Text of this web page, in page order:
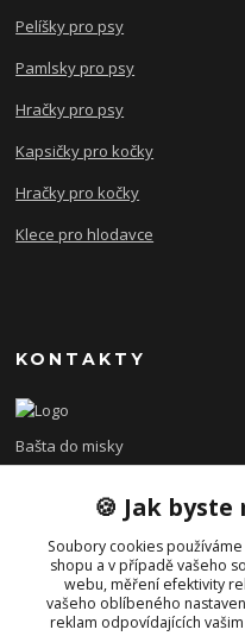
Pelíšky pro psy
Pamlsky pro psy
Hračky pro psy
Kapsičky pro kočky
Hračky pro kočky
Klece pro hlodavce
KONTAKTY
Bašta do misky
+420 608 479 610
po - pá 8:00 - 15:00
🍪 Jak byste
Soubory cookies
shopu a v případě vašeho
webu, měření efektivity
vašeho oblíbeného
reklam odpovídajících